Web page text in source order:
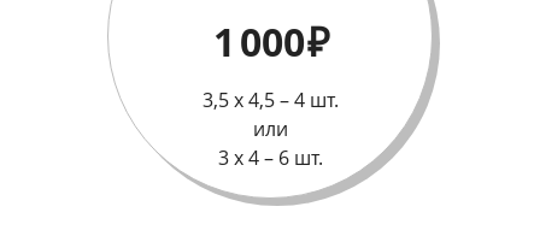
1 000₽
3,5 х 4,5 – 4 шт.
или
3 х 4 – 6 шт.